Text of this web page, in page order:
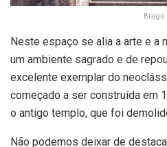
Braga
Neste espaço se alia a arte e a
um ambiente sagrado e de
excelente exemplar do
começado a ser construída em
o antigo templo, que foi
Não podemos deixar de